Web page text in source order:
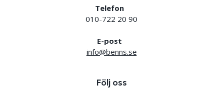
Telefon
010-722 20 90
E-post
info@benns.se
Följ oss